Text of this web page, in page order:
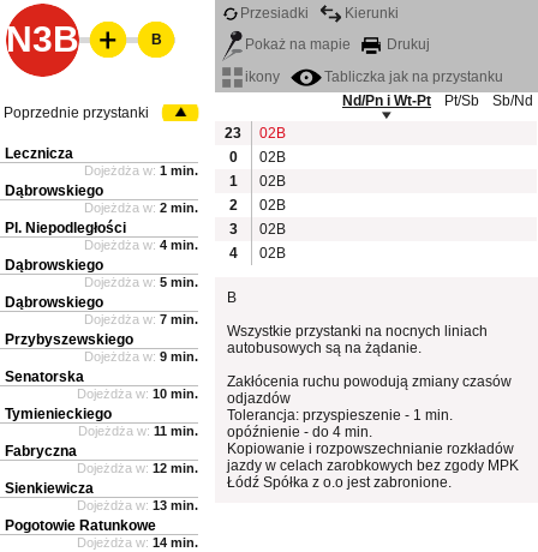
N3B
Przesiadki
Kierunki
Pokaż na mapie
Drukuj
ikony
Tabliczka jak na przystanku
Nd/Pn i Wt-Pt
Pt/Sb
Sb/Nd
23
02B
0
02B
1
02B
2
02B
3
02B
4
02B
B
Wszystkie przystanki na nocnych liniach
autobusowych są na żądanie.
Zakłócenia ruchu powodują zmiany czasów
odjazdów
Tolerancja: przyspieszenie - 1 min.
opóźnienie - do 4 min.
Kopiowanie i rozpowszechnianie rozkładów
jazdy w celach zarobkowych bez zgody MPK
Łódź Spółka z o.o jest zabronione.
B
Poprzednie przystanki
Lecznicza
Dojeżdża w: 1 min.
Dąbrowskiego
Dojeżdża w: 2 min.
Pl. Niepodległości
Dojeżdża w: 4 min.
Dąbrowskiego
Dojeżdża w: 5 min.
Dąbrowskiego
Dojeżdża w: 7 min.
Przybyszewskiego
Dojeżdża w: 9 min.
Senatorska
Dojeżdża w: 10 min.
Tymienieckiego
Dojeżdża w: 11 min.
Fabryczna
Dojeżdża w: 12 min.
Sienkiewicza
Dojeżdża w: 13 min.
Pogotowie Ratunkowe
Dojeżdża w: 14 min.